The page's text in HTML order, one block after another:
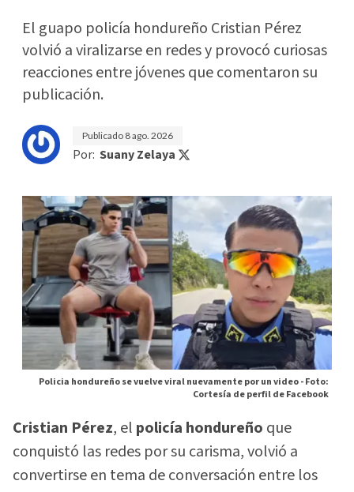
El guapo policía hondureño Cristian Pérez
volvió a viralizarse en redes y provocó curiosas
reacciones entre jóvenes que comentaron su
publicación.
Publicado 8 ago. 2026
Por: Suany Zelaya
Policia hondureño se vuelve viral nuevamente por un video -Foto:
Cortesía de perfil de Facebook
Cristian Pérez, el policía hondureño que
conquistó las redes por su carisma, volvió a
convertirse en tema de conversación entre los